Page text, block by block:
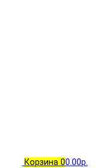
Корзина 00.00р.